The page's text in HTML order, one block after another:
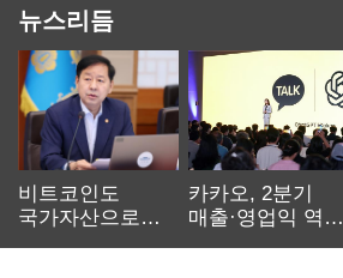
뉴스리듬
비트코인도
국가자산으로…'
카카오, 2분기
매출·영업익 역대